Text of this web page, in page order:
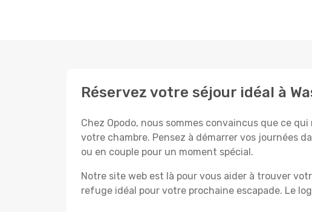
Réservez votre séjour idéal à
Chez Opodo, nous sommes convaincus que ce
votre chambre. Pensez à démarrer vos journées
ou en couple pour un moment spécial.
Notre site web est là pour vous aider à trouver
refuge idéal pour votre prochaine escapade. Le